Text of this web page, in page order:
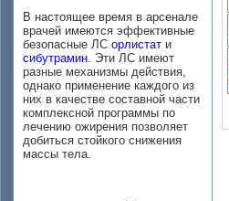
В настоящее время в арсенале
врачей имеются эффективные
безопасные ЛС орлистат и
сибутрамин. Эти ЛС имеют
разные механизмы действия,
однако применение каждого из
них в качестве составной части
комплексной программы по
лечению ожирения позволяет
добиться стойкого снижения
массы тела.